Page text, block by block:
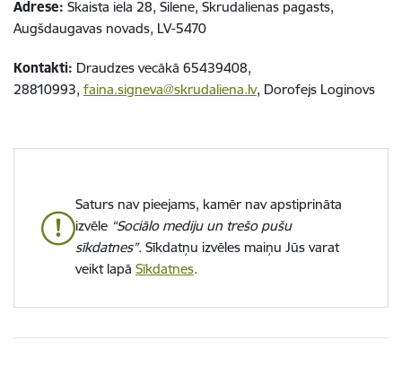
Adrese: Skaista iela 28, Silene, Skrudalienas pagasts,
Augšdaugavas novads, LV-5470
Kontakti: Draudzes vecākā 65439408,
28810993, faina.signeva@skrudaliena.lv, Dorofejs Loginovs
Saturs nav pieejams, kamēr nav apstiprināta
izvēle “Sociālo mediju un trešo pušu
sīkdatnes”. Sīkdatņu izvēles maiņu Jūs varat
veikt lapā Sīkdatnes.